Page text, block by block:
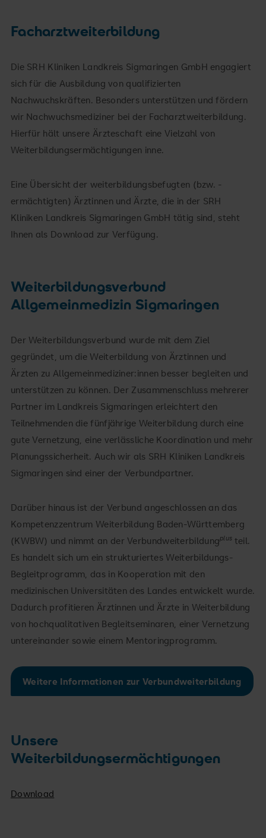
Facharztweiterbildung
Die SRH Kliniken Landkreis Sigmaringen GmbH engagiert
sich für die Ausbildung von qualifizierten
Nachwuchskräften. Besonders unterstützen und fördern
wir Nachwuchsmediziner bei der Facharztweiterbildung.
Hierfür hält unsere Ärzteschaft eine Vielzahl von
Weiterbildungsermächtigungen inne.
Eine Übersicht der weiterbildungsbefugten (bzw. -
ermächtigten) Ärztinnen und Ärzte, die in der SRH
Kliniken Landkreis Sigmaringen GmbH tätig sind, steht
Ihnen als Download zur Verfügung.
Weiterbildungsverbund
Allgemeinmedizin Sigmaringen
Der Weiterbildungsverbund wurde mit dem Ziel
gegründet, um die Weiterbildung von Ärztinnen und
Ärzten zu Allgemeinmediziner:innen besser begleiten und
unterstützen zu können. Der Zusammenschluss mehrerer
Partner im Landkreis Sigmaringen erleichtert den
Teilnehmenden die fünfjährige Weiterbildung durch eine
gute Vernetzung, eine verlässliche Koordination und mehr
Planungssicherheit. Auch wir als SRH Kliniken Landkreis
Sigmaringen sind einer der Verbundpartner.
Darüber hinaus ist der Verbund angeschlossen an das
Kompetenzzentrum Weiterbildung Baden-Württemberg
(KWBW) und nimmt an der Verbundweiterbildungplus teil.
Es handelt sich um ein strukturiertes Weiterbildungs-
Begleitprogramm, das in Kooperation mit den
medizinischen Universitäten des Landes entwickelt wurde.
Dadurch profitieren Ärztinnen und Ärzte in Weiterbildung
von hochqualitativen Begleitseminaren, einer Vernetzung
untereinander sowie einem Mentoringprogramm.
Weitere Informationen zur Verbundweiterbildung
Unsere
Weiterbildungsermächtigungen
Download